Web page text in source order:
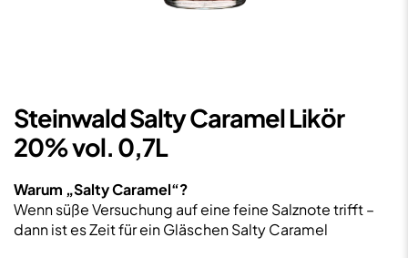
Steinwald Salty Caramel Likör
20% vol. 0,7L
Warum „Salty Caramel“?
Wenn süße Versuchung auf eine feine Salznote trifft –
dann ist es Zeit für ein Gläschen Salty Caramel